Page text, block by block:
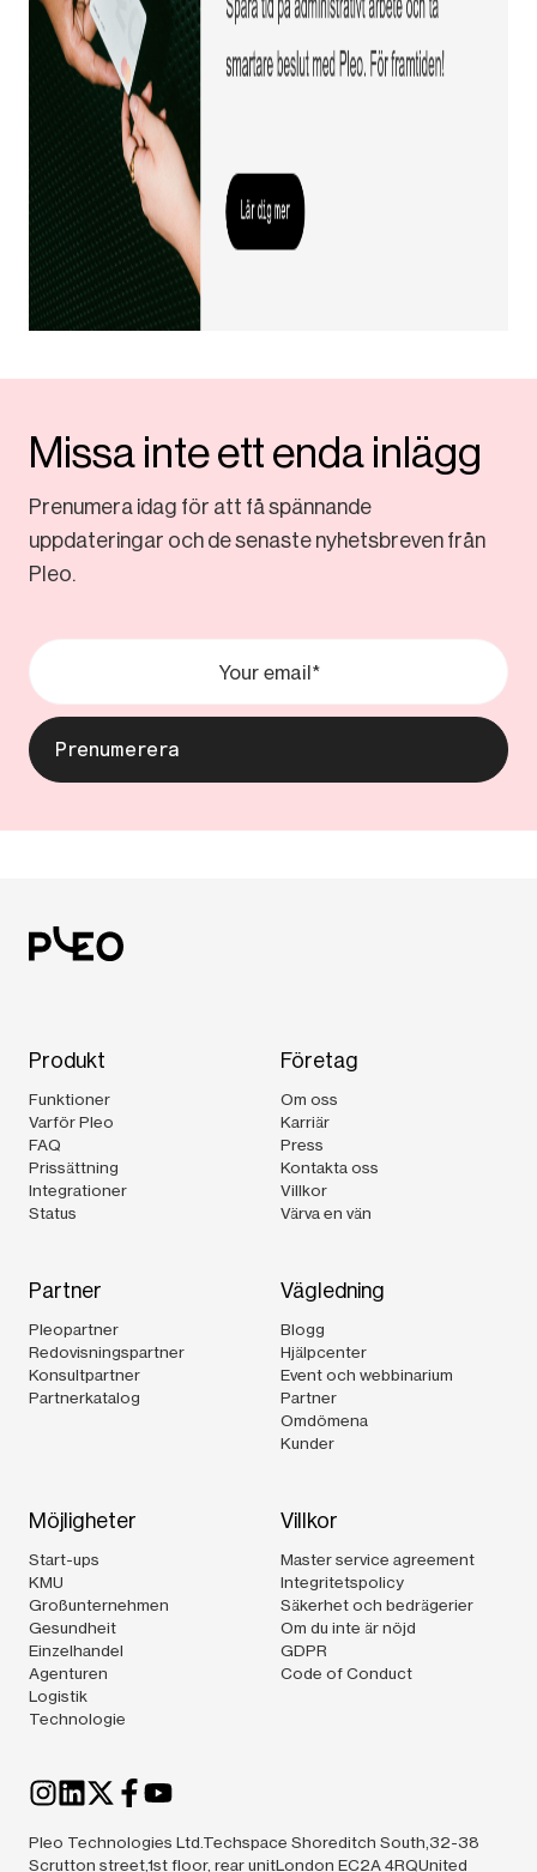
Missa inte ett enda inlägg
Prenumera idag för att få spännande
uppdateringar och de senaste nyhetsbreven från
Pleo.
Produkt
Funktioner
Varför Pleo
FAQ
Prissättning
Integrationer
Status
Företag
Om oss
Karriär
Press
Kontakta oss
Villkor
Värva en vän
Partner
Pleopartner
Redovisningspartner
Konsultpartner
Partnerkatalog
Vägledning
Blogg
Hjälpcenter
Event och webbinarium
Partner
Omdömena
Kunder
Möjligheter
Start-ups
KMU
Großunternehmen
Gesundheit
Einzelhandel
Agenturen
Logistik
Technologie
Villkor
Master service agreement
Integritetspolicy
Säkerhet och bedrägerier
Om du inte är nöjd
GDPR
Code of Conduct
Pleo Technologies Ltd.Techspace Shoreditch South,32-38
Scrutton street,1st floor, rear unitLondon EC2A 4RQUnited